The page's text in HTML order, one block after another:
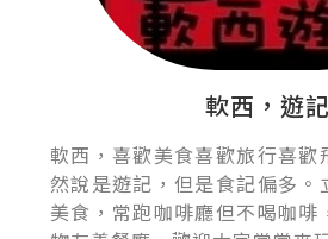
軟西，遊記
軟西，喜歡美食喜歡旅行喜歡
然說是遊記，但是食記偏多。
美食，常跑咖啡廳但不喝咖啡